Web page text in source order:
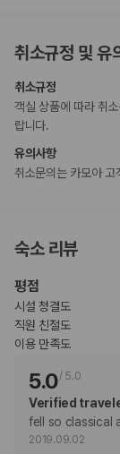
이 숙박 시설에서
현금 없이 결제
이 숙박 시설은
을 갖추고 있습니
이 숙박 시설에
스와 같은 야외
설에 연락하여 적
수영장 이용 시
마사지 서비스 및
확인 메일에 나와
수 있습니다.
만 5 세 이하 아
않고 이용할 경
등록된 고객만 객
이용 상황에 따라
로 숙박 시설에
고객의 안전을
입니다.
비대면 체크인,
취소규정 및 유
취소규정
객실 상품에 따라 취
랍니다.
유의사항
취소문의는 카모아
숙소 리뷰
평점
시설 청결도
직원 친절도
이용 만족도
5.0/ 5.0
Verified
fell so classical
2019.09.02